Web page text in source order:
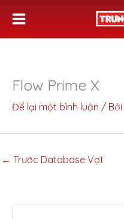
nội
Flow Prime X
Để lại một bình luận / Bởi
← Trước Database Vợt